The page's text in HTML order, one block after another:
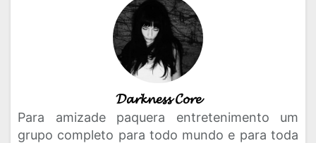
𝓓𝓪𝓻𝓴𝓷𝓮𝓼𝓼 𝓒𝓸𝓻𝓮
Para amizade paquera entretenimento um
grupo completo para todo mundo e para toda